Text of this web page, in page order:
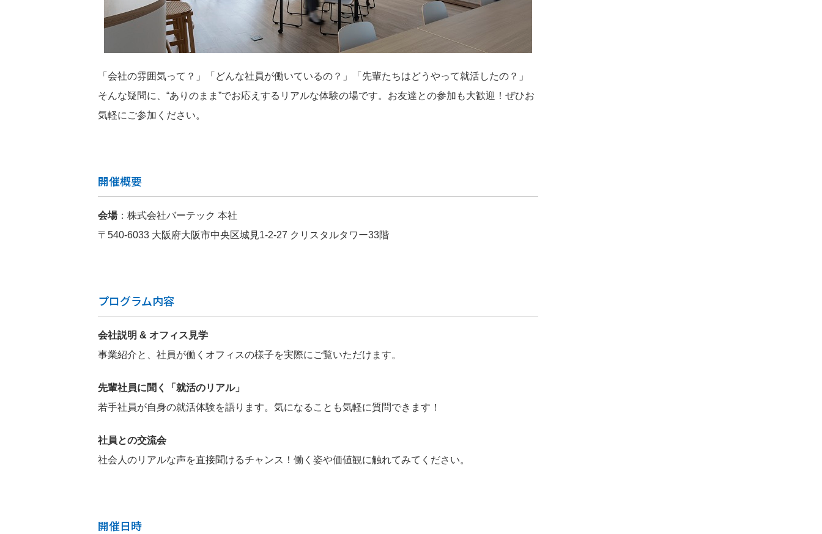
「会社の雰囲気って？」「どんな社員が働いているの？」「先輩たちはどうやって就活したの？」
そんな疑問に、“ありのまま”でお応えするリアルな体験の場です。お友達との参加も大歓迎！ぜひお
気軽にご参加ください。
開催概要
会場：株式会社バーテック 本社
〒540-6033 大阪府大阪市中央区城見1-2-27 クリスタルタワー33階
プログラム内容
会社説明 & オフィス見学
事業紹介と、社員が働くオフィスの様子を実際にご覧いただけます。
先輩社員に聞く「就活のリアル」
若手社員が自身の就活体験を語ります。気になることも気軽に質問できます！
社員との交流会
社会人のリアルな声を直接聞けるチャンス！働く姿や価値観に触れてみてください。
開催日時